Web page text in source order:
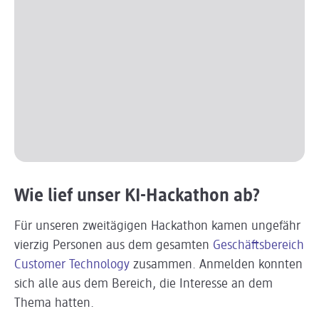
Wie lief unser KI-Hackathon ab?
Für unseren zweitägigen Hackathon kamen ungefähr
vierzig Personen aus dem gesamten Geschäftsbereich
Customer Technology zusammen. Anmelden konnten
sich alle aus dem Bereich, die Interesse an dem
Thema hatten.